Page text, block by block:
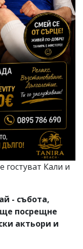
гостуват Кали и
- събота,
ще посрещне
актьори и